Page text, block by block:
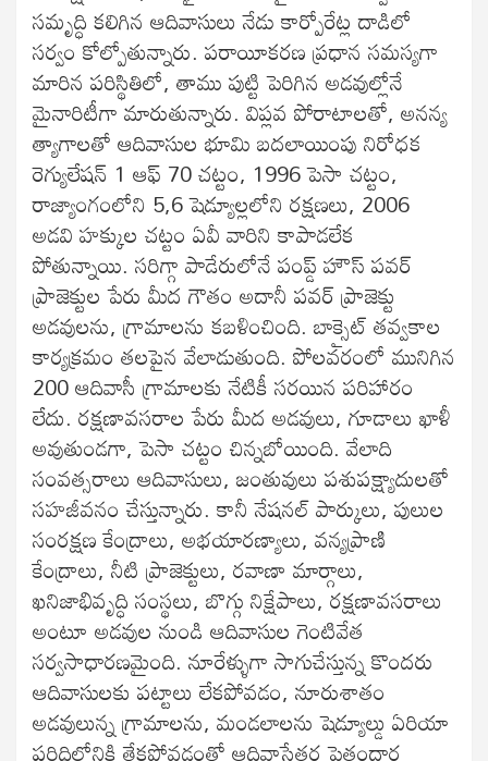
సమృద్ధి కలిగిన ఆదివాసులు నేడు కార్పోరేట్ల దాడిలో
సర్వం కోల్పోతున్నారు. పరాయీకరణ ప్రధాన సమస్యగా
మారిన పరిస్థితిలో, తాము పుట్టి పెరిగిన అడవుల్లోనే
మైనారిటీగా మారుతున్నారు. విప్లవ పోరాటాలతో, అనన్య
త్యాగాలతో ఆదివాసుల భూమి బదలాయింపు నిరోధక
రెగ్యులేషన్ 1 ఆఫ్ 70 చట్టం, 1996 పెసా చట్టం,
రాజ్యాంగంలోని 5,6 షెడ్యూల్లలోని రక్షణలు, 2006
అడవి హక్కుల చట్టం ఏవీ వారిని కాపాడలేక
పోతున్నాయి. సరిగ్గా పాడేరులోనే పంప్డ్ హౌస్ పవర్
ప్రాజెక్టుల పేరు మీద గౌతం అదానీ పవర్ ప్రాజెక్టు
అడవులను, గ్రామాలను కబళించింది. బాక్సైట్ తవ్వకాల
కార్యక్రమం తలపైన వేలాడుతుంది. పోలవరంలో మునిగిన
200 ఆదివాసీ గ్రామాలకు నేటికీ సరయిన పరిహారం
లేదు. రక్షణావసరాల పేరు మీద అడవులు, గూడాలు ఖాళీ
అవుతుండగా, పెసా చట్టం చిన్నబోయింది. వేలాది
సంవత్సరాలు ఆదివాసులు, జంతువులు పశుపక్ష్యాదులతో
సహజీవనం చేస్తున్నారు. కానీ నేషనల్ పార్కులు, పులుల
సంరక్షణ కేంద్రాలు, అభయారణ్యాలు, వన్యప్రాణి
కేంద్రాలు, నీటి ప్రాజెక్టులు, రవాణా మార్గాలు,
ఖనిజాభివృద్ధి సంస్థలు, బొగ్గు నిక్షేపాలు, రక్షణావసరాలు
అంటూ అడవుల నుండి ఆదివాసుల గెంటివేత
సర్వసాధారణమైంది. నూరేళ్ళుగా సాగుచేస్తున్న కొందరు
ఆదివాసులకు పట్టాలు లేకపోవడం, నూరుశాతం
అడవులున్న గ్రామాలను, మండలాలను షెడ్యూల్డు ఏరియా
పరిధిలోనికి తేకపోవడంతో ఆదివాసేతర పెత్తందార్ల